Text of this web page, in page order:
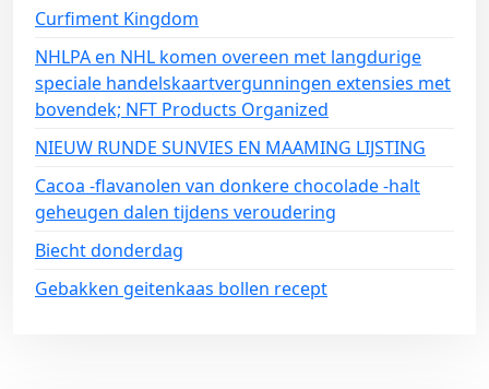
Curfiment Kingdom
NHLPA en NHL komen overeen met langdurige
speciale handelskaartvergunningen extensies met
bovendek; NFT Products Organized
NIEUW RUNDE SUNVIES EN MAAMING LIJSTING
Cacoa -flavanolen van donkere chocolade -halt
geheugen dalen tijdens veroudering
Biecht donderdag
Gebakken geitenkaas bollen recept